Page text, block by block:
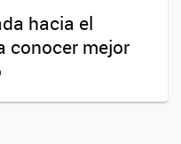
hacia el
conocer mejor